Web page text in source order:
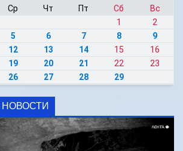
Ср Чт Пт Сб
Вс
1
2
5 6 7 8
9
12 13 14 15
16
19 20 21 22
23
26 27 28 29